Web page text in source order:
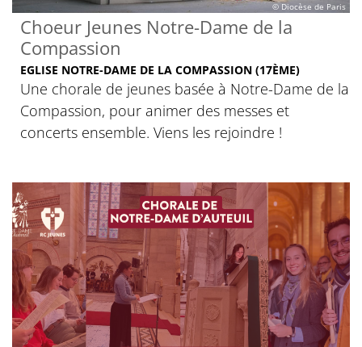
© Diocèse de Paris
Choeur Jeunes Notre-Dame de la
Compassion
EGLISE NOTRE-DAME DE LA COMPASSION (17ÈME)
Une chorale de jeunes basée à Notre-Dame de la
Compassion, pour animer des messes et
concerts ensemble. Viens les rejoindre !